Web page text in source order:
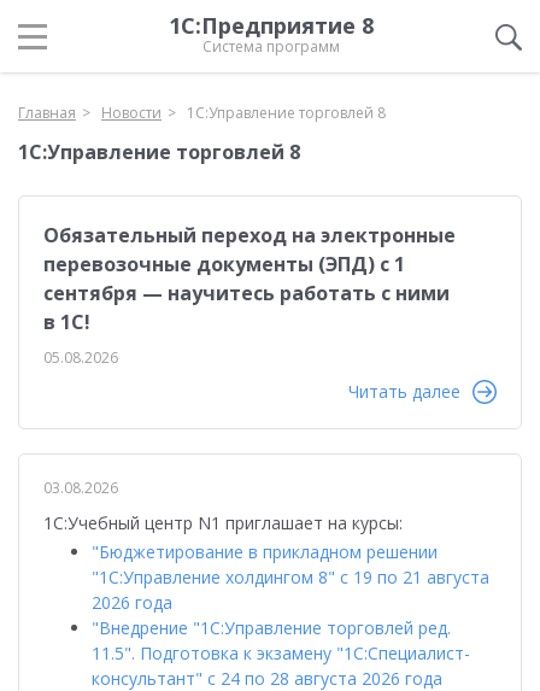
1С:Предприятие 8
Система программ
Главная Новости 1С:Управление торговлей 8
1С:Управление торговлей 8
Обязательный переход на электронные
перевозочные документы (ЭПД) с 1
сентября — научитесь работать с ними
в 1С!
05.08.2026
Читать далее
03.08.2026
1С:Учебный центр N1 приглашает на курсы:
"Бюджетирование в прикладном решении
"1С:Управление холдингом 8" с 19 по 21 августа
2026 года
"Внедрение "1С:Управление торговлей ред.
11.5". Подготовка к экзамену "1С:Специалист-
консультант" с 24 по 28 августа 2026 года